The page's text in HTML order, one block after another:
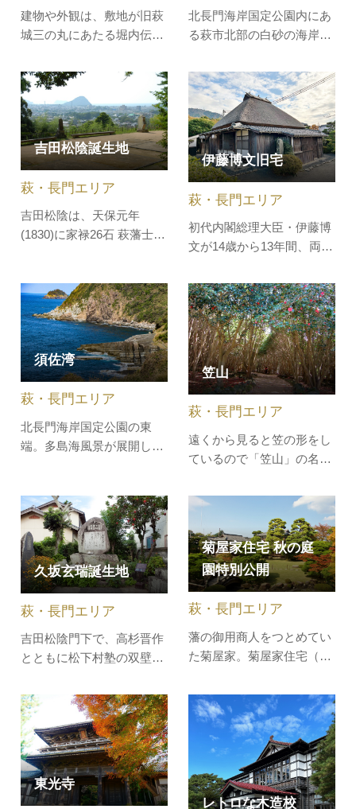
す。［集合場所…
建物や外観は、敷地が旧萩
城三の丸にあたる堀内伝統
ることから、かつてこの地
区内にあった規模の大きい
武家屋敷の特徴にならって
います。萩の歴史・文化発
信拠点として、吉田松陰、
高杉晋作をはじめ幕末維新
関連の実物資料を展示する
ほか、萩…
北長門海岸国定公園内にあ
る萩市北部の白砂の海岸で
跡萩城跡、沖合いには笠山
や、大島・相島など多くの
島々を眺めることができま
す。日本の夕陽百選にも選
ばれるほどのすばらしい景
観をお楽しみいただけま
ことができ…
吉田松陰誕生地
吉田松陰は、天保元年
(1830)に家禄26石 萩藩士
過ごしました。萩市内を一
望できる「団子岩」とよば
れる高台にあり、風光明媚
な場所です。誕生地そばに
は吉田松陰・金子重輔の銅
た松陰先生と…
萩・長門エリア
伊藤博文旧宅
初代内閣総理大臣・伊藤博
文が14歳から13年間、両親
小さな建物。この旧宅は、
木造茅葺き平屋建ての約29
坪の小さな家。もとは萩藩
の中間 伊藤直右衛門の居宅
でしたが、安政元年
（1854）に伊藤博文の父・
ったため、一…
萩・長門エリア
須佐湾
北長門海岸国定公園の東
端。多島海風景が展開し、
萩・長門エリア
笠山
遠くから見ると笠の形をし
ているので「笠山」の名が
ブウェイがあり、頂上から
の日本海とそれに浮かぶ
島々を臨むことができま
す。日本海に突出した陸繋
島をなす玄武岩類からなる
成層火山で、60ｍの火山台
地の上に噴火口があり、火
山丘には小規…
萩・長門エリア
久坂玄瑞誕生地
吉田松陰門下で、高杉晋作
とともに松下村塾の双壁と
年少第一流」と絶賛され ま
した。蛤御門の変で負傷
し、鷹司邸で自刃しまし
た。
萩・長門エリア
菊屋家住宅 秋の庭
園特別公開
藩の御用商人をつとめてい
た菊屋家。菊屋家住宅（国
する商家としては最古の部
類に属し、400年の歴史が
あります。普段は非公開の
美しい新庭を特別に公開。
この新庭は、明治から昭和
期にかけて大規模な作庭を
萩・長門エリア
東光寺
レトロな木造校